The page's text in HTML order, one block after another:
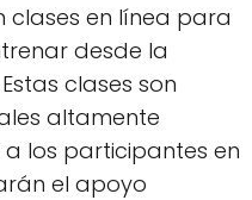
clases en línea para
desde la
clases son
altamente
los participantes en
el apoyo